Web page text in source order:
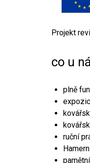
Projekt
co u
plně
ruční